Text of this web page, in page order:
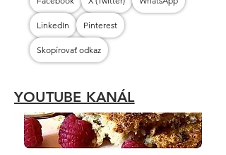
LinkedIn Pinterest
Skopírovať odkaz
YOUTUBE KANÁL